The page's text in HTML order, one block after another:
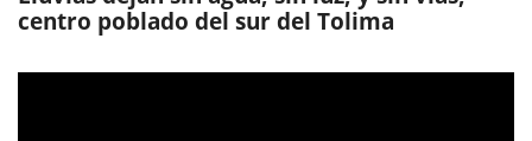
centro poblado del sur del Tolima